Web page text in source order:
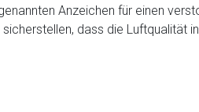
Anzeichen für einen
dass die Luftqualität